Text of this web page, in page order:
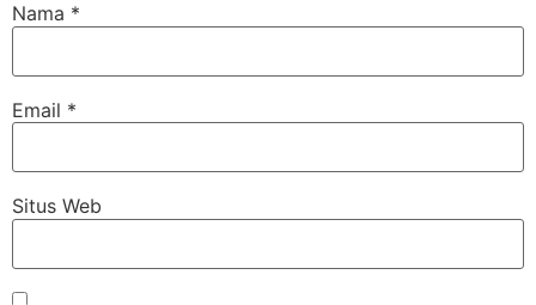
Nama *
Email *
Situs Web